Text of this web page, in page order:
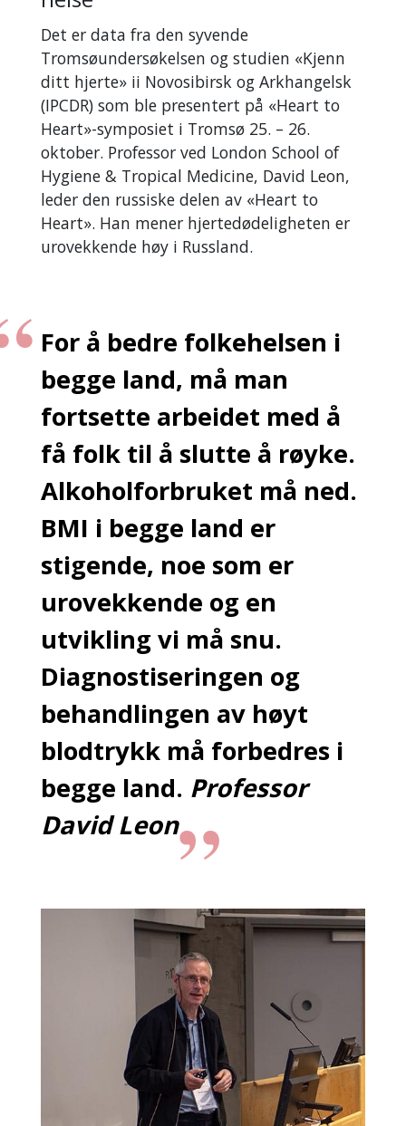
Det er data fra den syvende
Tromsøundersøkelsen og studien «Kjenn
ditt hjerte» ii Novosibirsk og Arkhangelsk
(IPCDR) som ble presentert på «Heart to
Heart»-symposiet i Tromsø 25. – 26.
oktober. Professor ved London School of
Hygiene & Tropical Medicine, David Leon,
leder den russiske delen av «Heart to
Heart». Han mener hjertedødeligheten er
urovekkende høy i Russland.
For å bedre folkehelsen i
begge land, må man
fortsette arbeidet med å
få folk til å slutte å røyke.
Alkoholforbruket må ned.
BMI i begge land er
stigende, noe som er
urovekkende og en
utvikling vi må snu.
Diagnostiseringen og
behandlingen av høyt
blodtrykk må forbedres i
begge land. Professor
David Leon